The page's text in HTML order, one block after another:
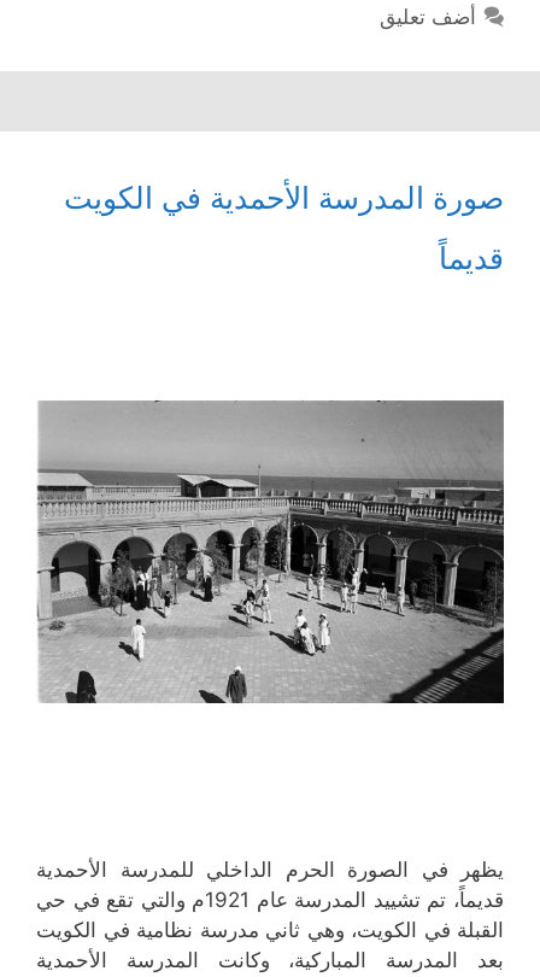
أضف تعليق
صورة المدرسة الأحمدية في الكويت
قديماً
يظهر في الصورة الحرم الداخلي للمدرسة الأحمدية
قديماً، تم تشييد المدرسة عام 1921م والتي تقع في حي
القبلة في الكويت، وهي ثاني مدرسة نظامية في الكويت
بعد المدرسة المباركية، وكانت المدرسة الأحمدية